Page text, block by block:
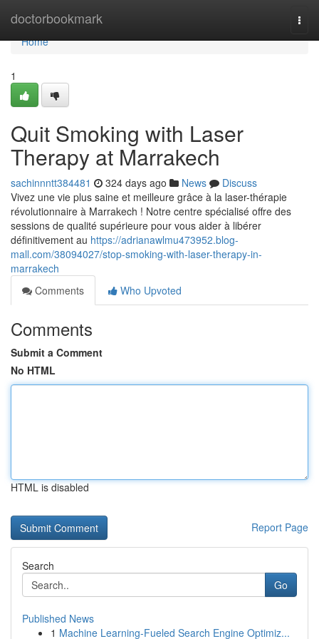
doctorbookmark
Home
Home
1
Quit Smoking with Laser
Therapy at Marrakech
sachinnntt384481 324 days ago News
Discuss
Vivez une vie plus saine et meilleure grâce à la laser-thérapie
révolutionnaire à Marrakech ! Notre centre spécialisé offre des
sessions de qualité supérieure pour vous aider à libérer
définitivement au https://adrianawlmu473952.blog-
mall.com/38094027/stop-smoking-with-laser-therapy-in-
marrakech
Comments
Who Upvoted
Comments
Submit a Comment
No HTML
HTML is disabled
Report Page
Search
Go
Published News
1 Machine Learning-Fueled Search Engine Optimiz...